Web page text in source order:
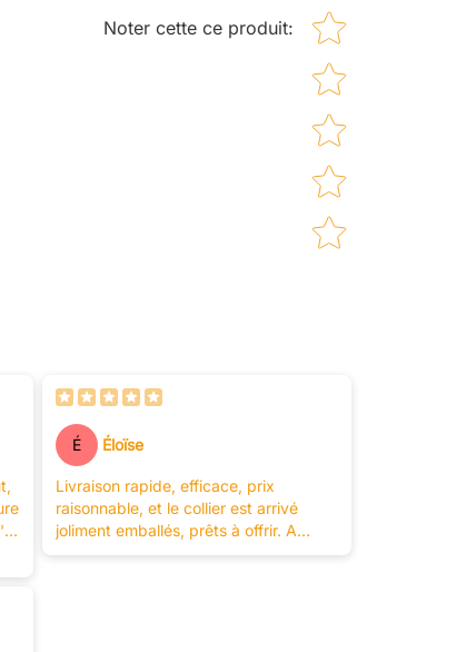
Noter cette ce produit: Star rating
É Éloïse
Livraison rapide, efficace, prix
raisonnable, et le collier est arrivé
joliment emballés, prêts à offrir. A
recommander